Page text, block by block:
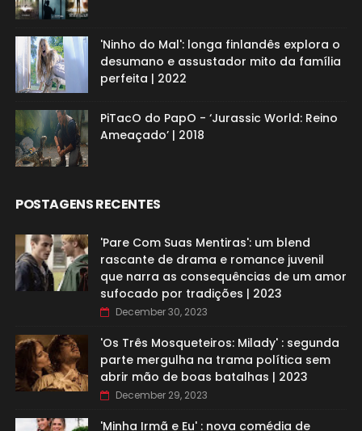
'Ninho do Mal': longa finlandês explora o
desumano e assustador mito da família
perfeita | 2022
PiTacO do PapO - ‘Jurassic World: Reino
Ameaçado’ | 2018
POSTAGENS RECENTES
'Pare Com Suas Mentiras': um blend
rascante de drama e romance juvenil
que narra as consequências de um amor
sufocado por tradições | 2023
December 30, 2023
'Os Três Mosqueteiros: Milady' : segunda
parte mergulha na trama política sem
abrir mão de boas batalhas | 2023
December 29, 2023
'Minha Irmã e Eu' : nova comédia de